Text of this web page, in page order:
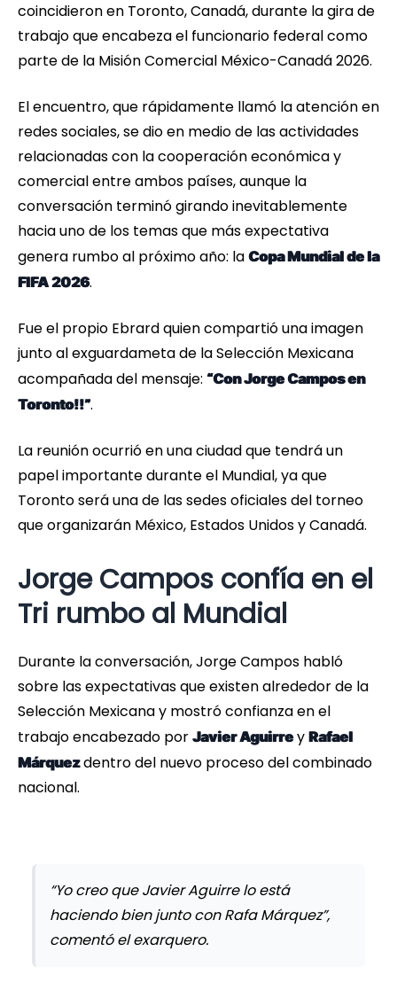
coincidieron en Toronto, Canadá, durante la gira de
trabajo que encabeza el funcionario federal como
parte de la Misión Comercial México-Canadá 2026.
El encuentro, que rápidamente llamó la atención en
redes sociales, se dio en medio de las actividades
relacionadas con la cooperación económica y
comercial entre ambos países, aunque la
conversación terminó girando inevitablemente
hacia uno de los temas que más expectativa
genera rumbo al próximo año: la Copa Mundial de la
FIFA 2026.
Fue el propio Ebrard quien compartió una imagen
junto al exguardameta de la Selección Mexicana
acompañada del mensaje: “Con Jorge Campos en
Toronto!!”.
La reunión ocurrió en una ciudad que tendrá un
papel importante durante el Mundial, ya que
Toronto será una de las sedes oficiales del torneo
que organizarán México, Estados Unidos y Canadá.
Jorge Campos confía en el
Tri rumbo al Mundial
Durante la conversación, Jorge Campos habló
sobre las expectativas que existen alrededor de la
Selección Mexicana y mostró confianza en el
trabajo encabezado por Javier Aguirrey Rafael
Márquezdentro del nuevo proceso del combinado
nacional.
“Yo creo que Javier Aguirre lo está
haciendo bien junto con Rafa Márquez”,
comentó el exarquero.